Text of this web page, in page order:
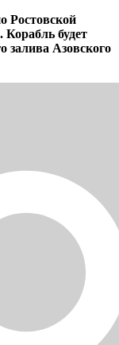
Ростовской
Корабль будет
залива Азовского